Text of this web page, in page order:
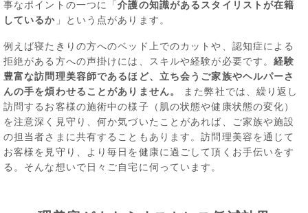
事なポイントの一つに「介護の知識があるスタイリストが在籍
しているか 」という点があります。
例えば寝たきりの方へのベッド上でのカットや、認知症による
拒絶がある方への声掛けには、スキルや経験が必要です。経験
豊富な訪問理美容師であるほど、立ち会うご家族やヘルパーさ
んの手を煩わせることがありません。
また弊社では、繰り返し
訪問するお客様の施術中の様子（肌の状態や健康状態の変化）
を注意深く見守り、何か気づいたことがあれば、ご家族や施設
の担当者さまに共有することもあります。訪問理美容を通じて
お客様を見守り、より毎日を健康に過ごして頂くお手伝いをす
る。そんな想いで日々ご自宅に伺っています。